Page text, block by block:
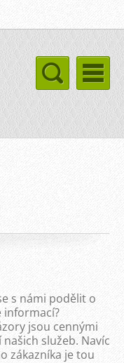
s námi podělit o
informací?
jsou cennými
služeb. Navíc
zákazníka je tou